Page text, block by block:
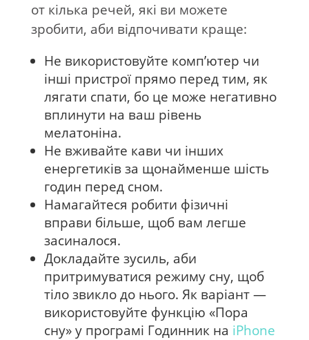
от кілька речей, які ви можете
зробити, аби відпочивати краще:
Не використовуйте комп’ютер чи
інші пристрої прямо перед тим, як
лягати спати, бо це може негативно
вплинути на ваш рівень
мелатоніна.
Не вживайте кави чи інших
енергетиків за щонайменше шість
годин перед сном.
Намагайтеся робити фізичні
вправи більше, щоб вам легше
засиналося.
Докладайте зусиль, аби
притримуватися режиму сну, щоб
тіло звикло до нього. Як варіант —
використовуйте функцію «Пора
сну» у програмі Годинник на iPhone